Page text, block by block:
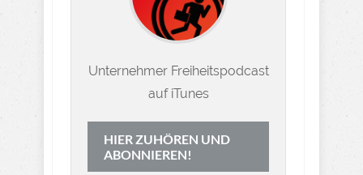
Unternehmer Freiheitspodcast
auf iTunes
HIER ZUHÖREN UND
ABONNIEREN!